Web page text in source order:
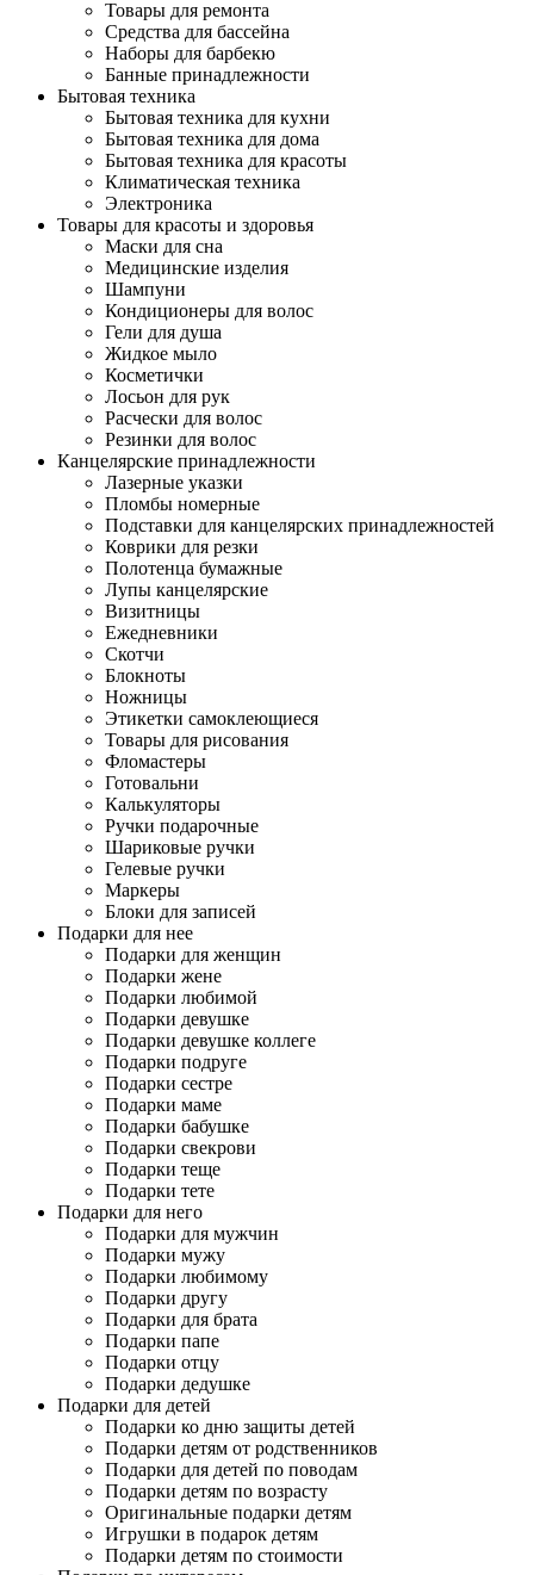
Товары для ремонта
Средства для бассейна
Наборы для барбекю
Банные принадлежности
Бытовая техника
Бытовая техника для кухни
Бытовая техника для дома
Бытовая техника для красоты
Климатическая техника
Электроника
Товары для красоты и здоровья
Маски для сна
Медицинские изделия
Шампуни
Кондиционеры для волос
Гели для душа
Жидкое мыло
Косметички
Лосьон для рук
Расчески для волос
Резинки для волос
Канцелярские принадлежности
Лазерные указки
Пломбы номерные
Подставки для канцелярских принадлежностей
Коврики для резки
Полотенца бумажные
Лупы канцелярские
Визитницы
Ежедневники
Скотчи
Блокноты
Ножницы
Этикетки самоклеющиеся
Товары для рисования
Фломастеры
Готовальни
Калькуляторы
Ручки подарочные
Шариковые ручки
Гелевые ручки
Маркеры
Блоки для записей
Подарки для нее
Подарки для женщин
Подарки жене
Подарки любимой
Подарки девушке
Подарки девушке коллеге
Подарки подруге
Подарки сестре
Подарки маме
Подарки бабушке
Подарки свекрови
Подарки теще
Подарки тете
Подарки для него
Подарки для мужчин
Подарки мужу
Подарки любимому
Подарки другу
Подарки для брата
Подарки папе
Подарки отцу
Подарки дедушке
Подарки для детей
Подарки ко дню защиты детей
Подарки детям от родственников
Подарки для детей по поводам
Подарки детям по возрасту
Оригинальные подарки детям
Игрушки в подарок детям
Подарки детям по стоимости